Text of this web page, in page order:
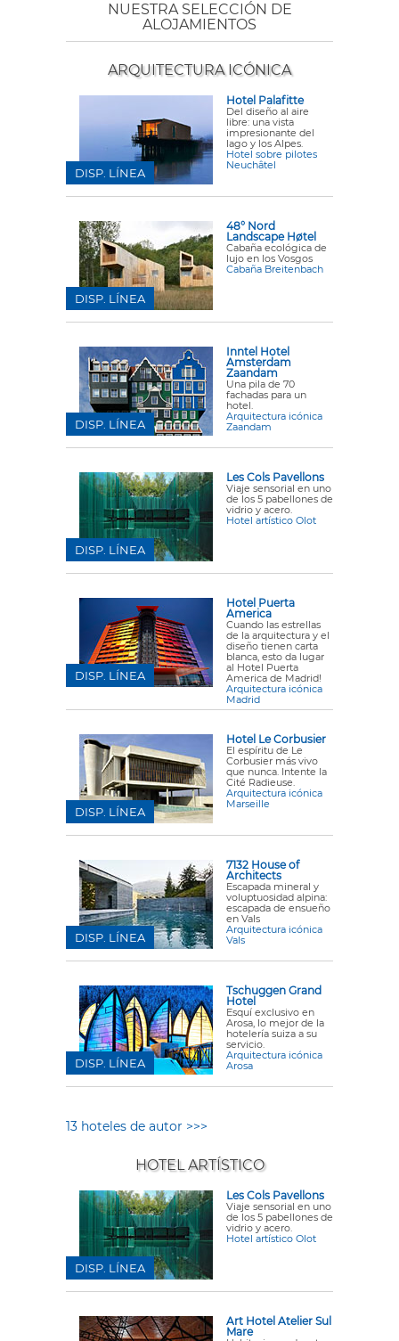
NUESTRA SELECCIÓN DE
ALOJAMIENTOS
ARQUITECTURA ICÓNICA
Hotel Palafitte
Del diseño al aire
libre: una vista
impresionante del
lago y los Alpes.
Hotel sobre pilotes
Neuchâtel
DISP. LÍNEA
48° Nord
Landscape Høtel
Cabaña ecológica de
lujo en los Vosgos
Cabaña Breitenbach
DISP. LÍNEA
Inntel Hotel
Amsterdam
Zaandam
Una pila de 70
fachadas para un
hotel.
Arquitectura icónica
Zaandam
DISP. LÍNEA
Les Cols Pavellons
Viaje sensorial en uno
de los 5 pabellones de
vidrio y acero.
Hotel artístico Olot
DISP. LÍNEA
Hotel Puerta
America
Cuando las estrellas
de la arquitectura y el
diseño tienen carta
blanca, esto da lugar
al Hotel Puerta
America de Madrid!
Arquitectura icónica
Madrid
DISP. LÍNEA
Hotel Le Corbusier
El espíritu de Le
Corbusier más vivo
que nunca. Intente la
Cité Radieuse.
Arquitectura icónica
Marseille
DISP. LÍNEA
7132 House of
Architects
Escapada mineral y
voluptuosidad alpina:
escapada de ensueño
en Vals
Arquitectura icónica
Vals
DISP. LÍNEA
Tschuggen Grand
Hotel
Esquí exclusivo en
Arosa, lo mejor de la
hotelería suiza a su
servicio.
Arquitectura icónica
Arosa
DISP. LÍNEA
13 hoteles de autor >>>
HOTEL ARTÍSTICO
Les Cols Pavellons
Viaje sensorial en uno
de los 5 pabellones de
vidrio y acero.
Hotel artístico Olot
DISP. LÍNEA
Art Hotel Atelier Sul
Mare